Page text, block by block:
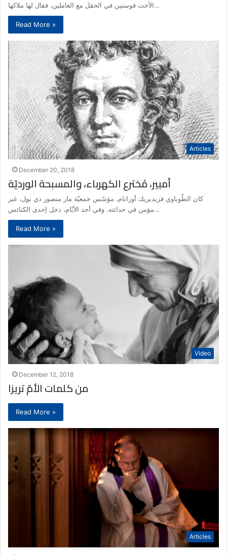
الأخت فوستين في الحقل مع العاملين، فقال لها ملاكها…
Read More »
Articles
December 20, 2018
أمبير، مُخترع الكهرباء، والمسبحة الورديّة
كان الطّوباوي فريديريك أوزانام، مؤسّس جمعيّة مار منصور دي بول، غير
مؤمن في حداثته. وفي أحد الأيّام، دخل إحدى الكنائس…
Read More »
Video
December 12, 2018
من كلمات الأمّ تريزا
Read More »
Articles